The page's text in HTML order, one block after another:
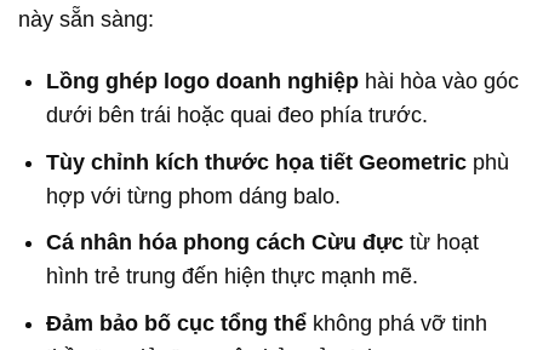
này sẵn sàng:
Lồng ghép logo doanh nghiệphài hòa vào góc
dưới bên trái hoặc quai đeo phía trước.
Tùy chỉnh kích thước họa tiết Geometricphù
hợp với từng phom dáng balo.
Cá nhân hóa phong cách Cừu đựctừ hoạt
hình trẻ trung đến hiện thực mạnh mẽ.
Đảm bảo bố cục tổng thểkhông phá vỡ tinh